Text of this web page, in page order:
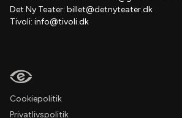
Det Ny Teater: billet@detnyteater.dk
Tivoli: info@tivoli.dk
Cookiepolitik
Privatlivspolitik